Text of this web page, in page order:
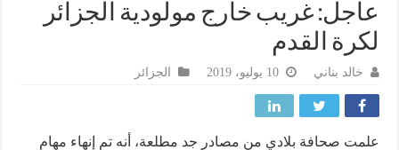
غريب خارج مولودية الجزائر
القدم
خالد بناني الجزائر
صحافة بلادي من مصادر جد مطلعة، أنه تم إنهاء مهام